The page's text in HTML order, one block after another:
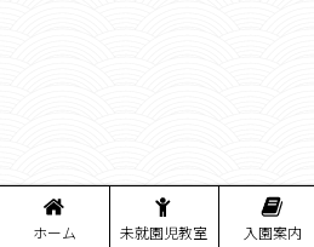
ホーム 未就園児教室 入園案内